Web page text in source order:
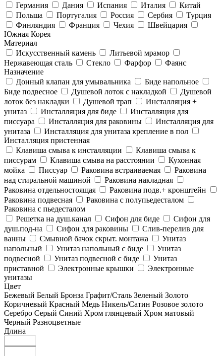
Германия
Дания Испания Италия
Китай
Польша
Португалия Россия Сербия
Турция
Финляндия
Франция Чехия
Швейцария
Южная Корея
Материал
Искусственный камень
Литьевой мрамор
Нержавеющая сталь
Стекло Фарфор
Фаянс
Назначение
Донный клапан для умывальника
Биде напольное
Биде подвесное
Душевой лоток с накладкой
Душевой
лоток без накладки
Душевой трап
Инсталляция +
унитаз
Инсталляция для биде
Инсталляция для
писсуара
Инсталляция для раковины
Инсталляция для
унитаза
Инсталляция для унитаза крепление в пол
Инсталляция пристенная
Клавиша смыва к инсталляции
Клавиша смыва к
писсурам
Клавиша смыва на расстоянии
Кухонная
мойка
Писсуар Раковина встраиваемая
Раковина
над стиральной машиной
Раковина накладная
Раковина отдельностоящая
Раковина подв.+ кронштейн
Раковина подвесная
Раковина с полупьедесталом
Раковина с пьедесталом
Решетка на душ.канал
Сифон для биде
Сифон для
душ.под-на
Сифон для раковины
Слив-перелив для
ванны
Смывной бачок скрыт. монтажа
Унитаз
напольный
Унитаз напольный с биде
Унитаз
подвесной
Унитаз подвесной с биде
Унитаз
приставной
Электронные крышки
Электронные
унитазы
Цвет
Бежевый Белый Бронза Графит/Сталь Зеленый Золото
Коричневый Красный Медь Никель/Сатин Розовое золото
Серебро Серый Синий Хром глянцевый Хром матовый
Черный Разноцветные
Длина